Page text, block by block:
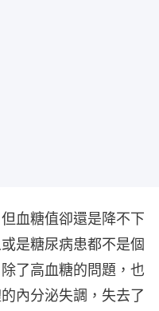
血糖值卻還是降不下
是糖尿病患都不是個
了高血糖的問題，也
內分泌失調，失去了